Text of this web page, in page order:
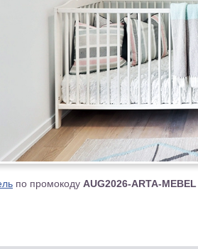
по промокоду AUG2026-ARTA-MEBEL